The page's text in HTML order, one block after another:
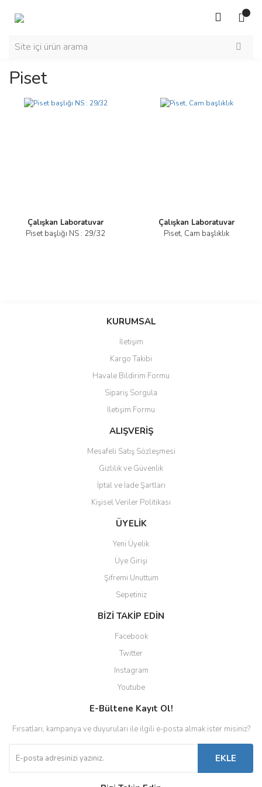
Piset
Çalışkan Laboratuvar
Piset başlığı NS : 29/32
Çalışkan Laboratuvar
Piset, Cam başlıklık
KURUMSAL
İletişim
Kargo Takibi
Havale Bildirim Formu
Sipariş Sorgula
İletişim Formu
ALIŞVERİŞ
Mesafeli Satış Sözleşmesi
Gizlilik ve Güvenlik
İptal ve İade Şartları
Kişisel Veriler Politikası
ÜYELİK
Yeni Üyelik
Üye Girişi
Şifremi Unuttum
Sepetiniz
BİZİ TAKİP EDİN
Facebook
Twitter
Instagram
Youtube
E-Bültene Kayıt Ol!
Fırsatları, kampanya ve duyuruları ile ilgili e-posta almak ister misiniz?
EKLE